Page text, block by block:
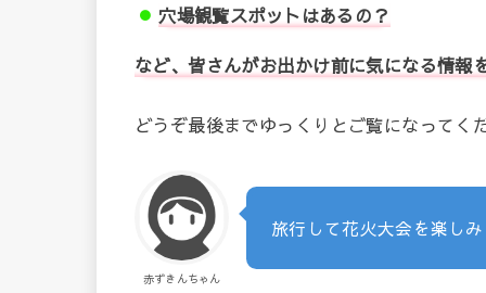
穴場観覧スポットはあるの？
など、皆さんがお出かけ前に気になる情報
どうぞ最後までゆっくりとご覧になってく
赤ずきんちゃん
旅行して花火大会を楽し